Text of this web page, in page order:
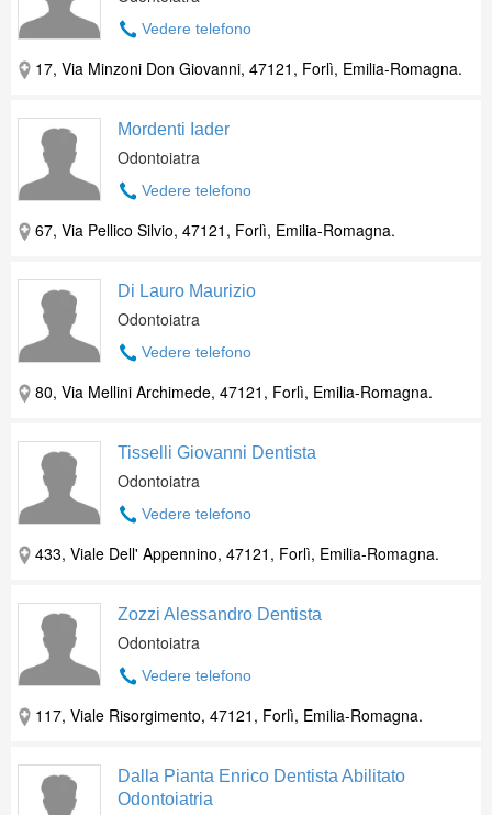
Vedere telefono
17, Via Minzoni Don Giovanni, 47121, Forlì, Emilia-Romagna.
Mordenti Iader
Odontoiatra
Vedere telefono
67, Via Pellico Silvio, 47121, Forlì, Emilia-Romagna.
Di Lauro Maurizio
Odontoiatra
Vedere telefono
80, Via Mellini Archimede, 47121, Forlì, Emilia-Romagna.
Tisselli Giovanni Dentista
Odontoiatra
Vedere telefono
433, Viale Dell' Appennino, 47121, Forlì, Emilia-Romagna.
Zozzi Alessandro Dentista
Odontoiatra
Vedere telefono
117, Viale Risorgimento, 47121, Forlì, Emilia-Romagna.
Dalla Pianta Enrico Dentista Abilitato
Odontoiatria